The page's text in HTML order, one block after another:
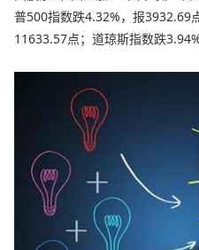
普500指数跌4.32%，报3932.69
11633.57点；道琼斯指数跌